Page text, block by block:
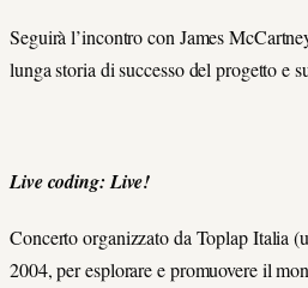
Seguirà l’incontro con James
lunga storia di successo del progetto e
Live coding: Live!
Concerto organizzato da Toplap Italia
2004, per esplorare e promuovere il